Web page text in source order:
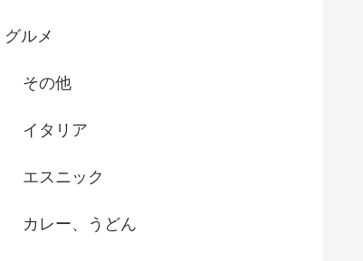
グルメ
その他
イタリア
エスニック
カレー、うどん